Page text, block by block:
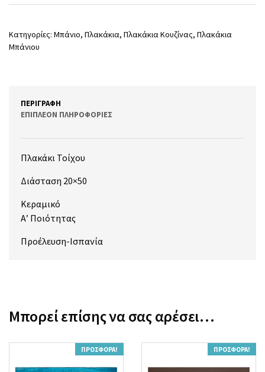
Κατηγορίες: Μπάνιο, Πλακάκια, Πλακάκια Κουζίνας, Πλακάκια
Μπάνιου
ΠΕΡΙΓΡΑΦΉ
ΕΠΙΠΛΈΟΝ ΠΛΗΡΟΦΟΡΊΕΣ
Πλακάκι Τοίχου
Διάσταση 20×50
Κεραμικό
Α’ Ποιότητας
Προέλευση-Ισπανία
Μπορεί επίσης να σας αρέσει…
ΠΡΟΣΦΟΡΆ! ΠΡΟΣΦΟΡΆ!